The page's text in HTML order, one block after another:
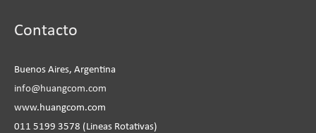
Contacto
Buenos Aires, Argentina
info@huangcom.com
www.huangcom.com
011 5199 3578 (Lineas Rotativas)